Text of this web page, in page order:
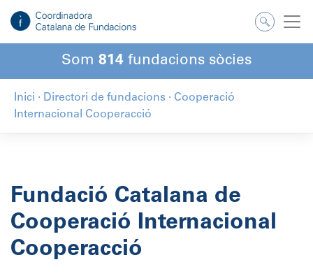
contingut
Som 814 fundacions sòcies
Inici · Directori de fundacions · Cooperació
Internacional Cooperacció
Fundació Catalana de
Cooperació Internacional
Cooperacció